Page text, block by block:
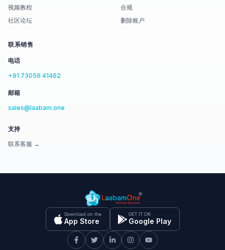
视频教程
社区论坛
合规
删除账户
联系销售
电话
+91 73056 41462
邮箱
sales@laabam.one
支持
联系客服 →
Download on the
App Store
GET IT ON
Google Play